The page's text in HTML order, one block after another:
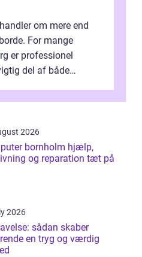
om mere end
For mange
er professionel
del af både
2026
bornholm hjælp,
og reparation tæt på
2026
sådan skaber
en tryg og værdig